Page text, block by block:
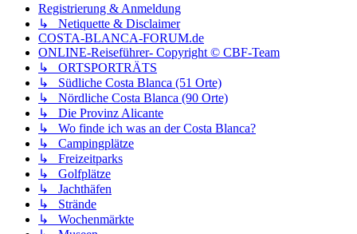
Registrierung & Anmeldung
↳ Netiquette & Disclaimer
COSTA-BLANCA-FORUM.de
ONLINE-Reiseführer- Copyright © CBF-Team
↳ ORTSPORTRÄTS
↳ Südliche Costa Blanca (51 Orte)
↳ Nördliche Costa Blanca (90 Orte)
↳ Die Provinz Alicante
↳ Wo finde ich was an der Costa Blanca?
↳ Campingplätze
↳ Freizeitparks
↳ Golfplätze
↳ Jachthäfen
↳ Strände
↳ Wochenmärkte